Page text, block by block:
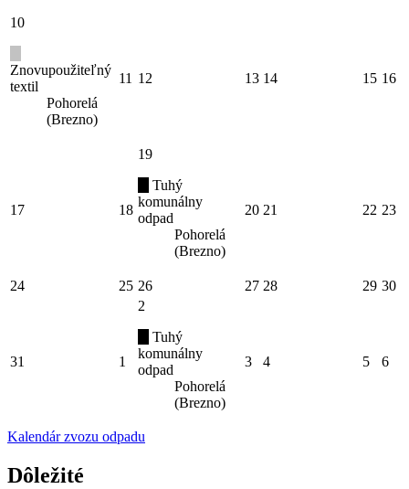
10
Znovupoužiteľný
textil
Pohorelá
(Brezno)
11 12 13 14 15 16
17 18
19
Tuhý
komunálny
odpad
Pohorelá
(Brezno)
20 21 22 23
24 25 26 27 28 29 30
31 1
2
Tuhý
komunálny
odpad
Pohorelá
(Brezno)
3 4 5 6
Kalendár zvozu odpadu
Dôležité